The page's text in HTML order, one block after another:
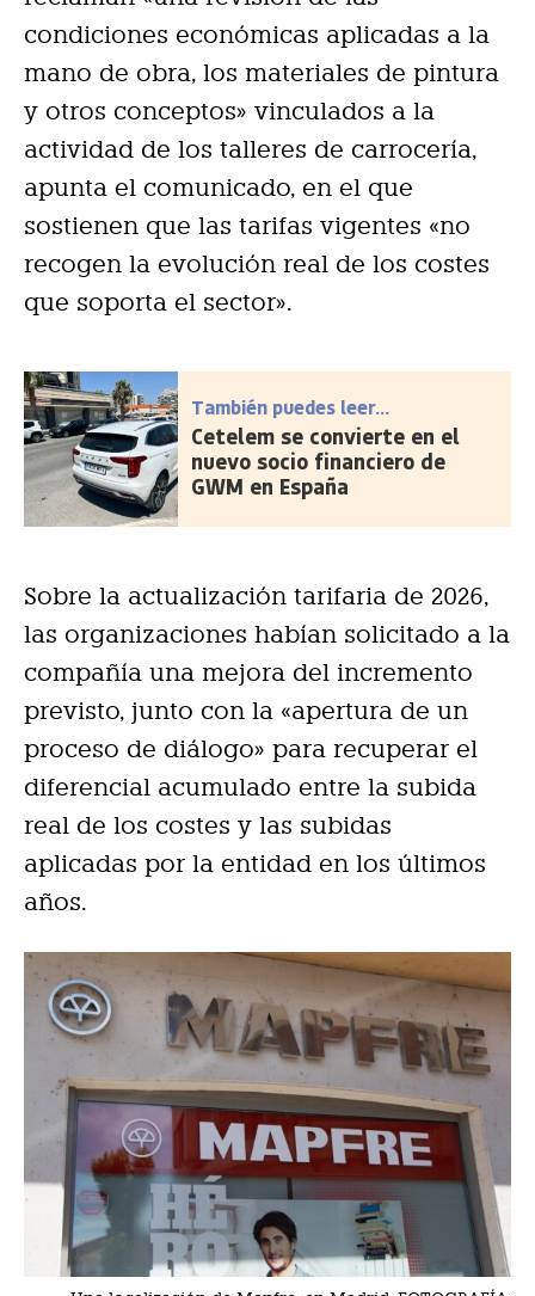
condiciones económicas aplicadas a la
mano de obra, los materiales de pintura
y otros conceptos» vinculados a la
actividad de los talleres de carrocería,
apunta el comunicado, en el que
sostienen que las tarifas vigentes «no
recogen la evolución real de los costes
que soporta el sector».
También puedes leer...
Cetelem se convierte en el
nuevo socio financiero de
GWM en España
Sobre la actualización tarifaria de 2026,
las organizaciones habían solicitado a la
compañía una mejora del incremento
previsto, junto con la «apertura de un
proceso de diálogo» para recuperar el
diferencial acumulado entre la subida
real de los costes y las subidas
aplicadas por la entidad en los últimos
años.